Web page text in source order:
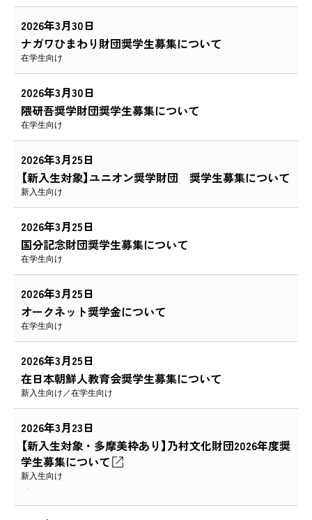
2026年3月30日
ナガワひまわり財団奨学生募集について
在学生向け
2026年3月30日
隈研吾奨学財団奨学生募集について
在学生向け
2026年3月25日
【新入生対象】ユニオン奨学財団 奨学生募集について
新入生向け
2026年3月25日
国分記念財団奨学生募集について
在学生向け
2026年3月25日
オークネット奨学金について
在学生向け
2026年3月25日
在日本朝鮮人教育会奨学生募集について
新入生向け 在学生向け
2026年3月23日
【新入生対象・多摩美枠あり】乃村文化財団2026年度奨
学生募集について
新入生向け